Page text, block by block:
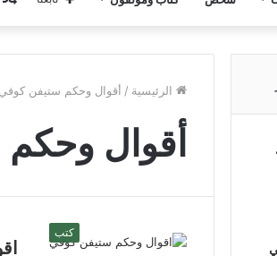
الرئيسية / أقوال وحكم ستيفن كوفي
أقوال
كتب